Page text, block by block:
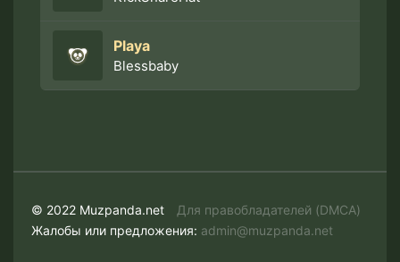
Playa
Blessbaby
© 2022 Muzpanda.net
Для правобладателей (DMCA)
Жалобы или предложения: admin@muzpanda.net